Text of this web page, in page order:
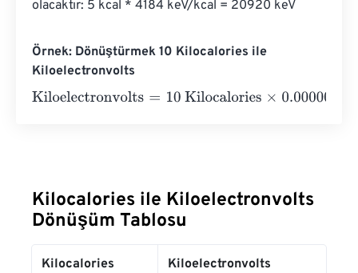
olacaktır: 5 kcal * 4184 keV/kcal = 20920 keV
Örnek: Dönüştürmek 10 Kilocalories ile
Kiloelectronvolts
Kiloelectronvolts=10 Kilocalories×
Kilocalories ile Kiloelectronvolts
Dönüşüm Tablosu
Kilocalories Kiloelectronvolts